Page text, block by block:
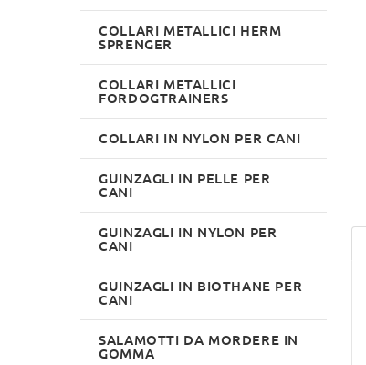
COLLARI METALLICI HERM
SPRENGER
COLLARI METALLICI
FORDOGTRAINERS
COLLARI IN NYLON PER CANI
GUINZAGLI IN PELLE PER
CANI
GUINZAGLI IN NYLON PER
CANI
GUINZAGLI IN BIOTHANE PER
CANI
SALAMOTTI DA MORDERE IN
GOMMA